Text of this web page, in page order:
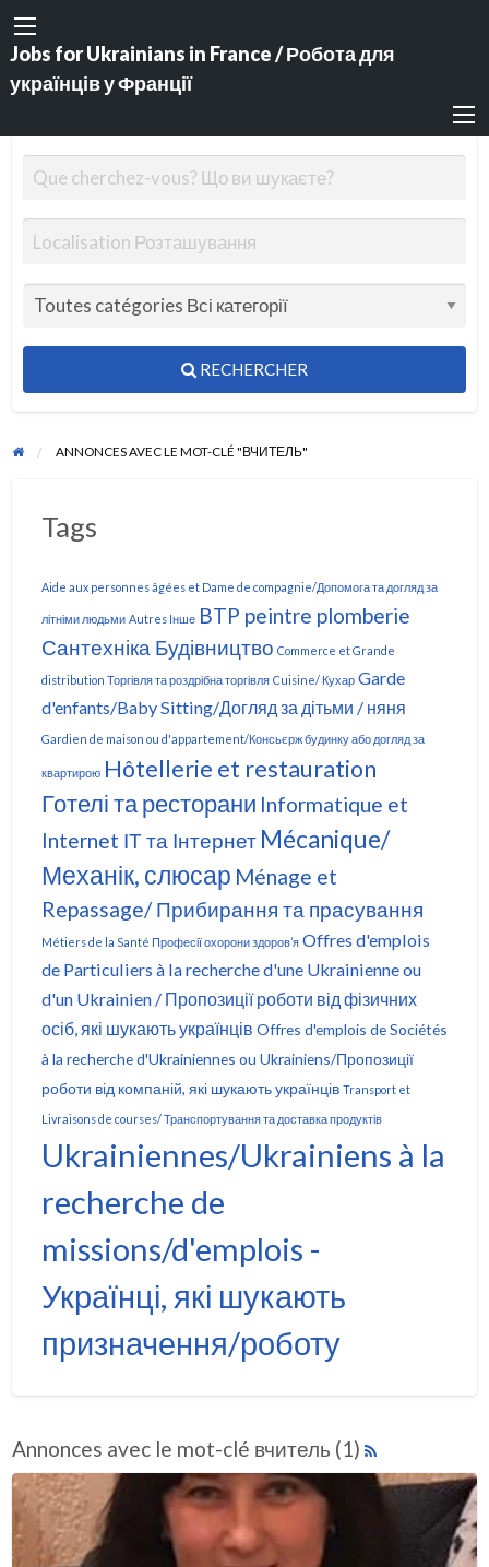
Jobs for Ukrainians in France / Робота для
українців у Франції
RECHERCHER
ANNONCES AVEC LE MOT-CLÉ "ВЧИТЕЛЬ"
Tags
Aide aux personnes âgées et Dame de compagnie/Допомога та догляд за
літніми людьми Autres Інше BTP peintre plomberie
Сантехніка Будівництво Commerce et Grande
distribution Торгівля та роздрібна торгівля Cuisine/ Кухар Garde
d'enfants/Baby Sitting/Догляд за дітьми / няня
Gardien de maison ou d'appartement/Консьєрж будинку або догляд за
квартирою Hôtellerie et restauration
Готелі та ресторани Informatique et
Internet ІТ та Інтернет Mécanique/
Механік, слюсар Ménage et
Repassage/ Прибирання та прасування
Métiers de la Santé Професії охорони здоров’я Offres d'emplois
de Particuliers à la recherche d'une Ukrainienne ou
d'un Ukrainien / Пропозиції роботи від фізичних
осіб, які шукають українців Offres d'emplois de Sociétés
à la recherche d'Ukrainiennes ou Ukrainiens/Пропозиції
роботи від компаній, які шукають українців Transport et
Livraisons de courses/ Транспортування та доставка продуктів
Ukrainiennes/Ukrainiens à la
recherche de
missions/d'emplois -
Українці, які шукають
призначення/роботу
Annonces avec le mot-clé вчитель (1)